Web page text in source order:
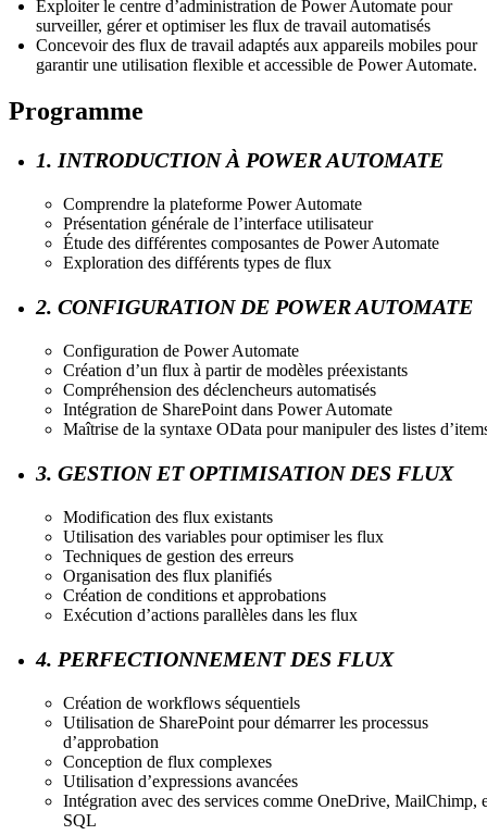
Exploiter le centre d’administration de Power Automate pour
surveiller, gérer et optimiser les flux de travail automatisés
Concevoir des flux de travail adaptés aux appareils mobiles pour
garantir une utilisation flexible et accessible de Power Automate.
Programme
1. INTRODUCTION À POWER AUTOMATE
Comprendre la plateforme Power Automate
Présentation générale de l’interface utilisateur
Étude des différentes composantes de Power Automate
Exploration des différents types de flux
2. CONFIGURATION DE POWER AUTOMATE
Configuration de Power Automate
Création d’un flux à partir de modèles préexistants
Compréhension des déclencheurs automatisés
Intégration de SharePoint dans Power Automate
Maîtrise de la syntaxe OData pour manipuler des listes
3. GESTION ET OPTIMISATION DES FLUX
Modification des flux existants
Utilisation des variables pour optimiser les flux
Techniques de gestion des erreurs
Organisation des flux planifiés
Création de conditions et approbations
Exécution d’actions parallèles dans les flux
4. PERFECTIONNEMENT DES FLUX
Création de workflows séquentiels
Utilisation de SharePoint pour démarrer les processus
d’approbation
Conception de flux complexes
Utilisation d’expressions avancées
Intégration avec des services comme OneDrive, MailChimp,
SQL